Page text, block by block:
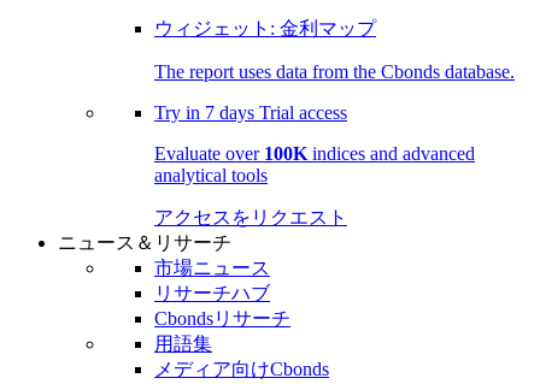
ウィジェット: 金利マップ
The report uses data from the Cbonds database.
Try in 7 days Trial access
Evaluate over 100K indices and advanced
analytical tools
アクセスをリクエスト
ニュース＆リサーチ
市場ニュース
リサーチハブ
Cbondsリサーチ
用語集
メディア向けCbonds